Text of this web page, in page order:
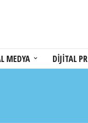
MEDYA DİJİTAL PR